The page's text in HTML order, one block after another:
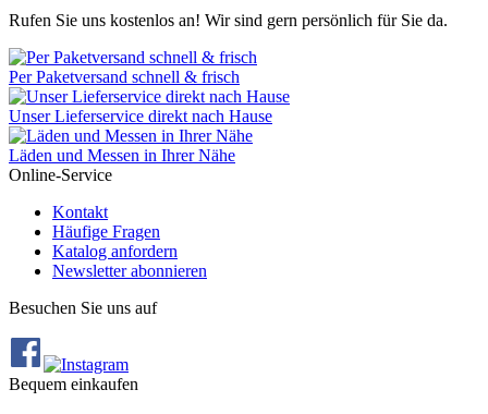
Rufen Sie uns kostenlos an! Wir sind gern persönlich für Sie da.
Per Paketversand schnell & frisch
Unser Lieferservice direkt nach Hause
Läden und Messen in Ihrer Nähe
Online-Service
Kontakt
Häufige Fragen
Katalog anfordern
Newsletter abonnieren
Besuchen Sie uns auf
Bequem einkaufen